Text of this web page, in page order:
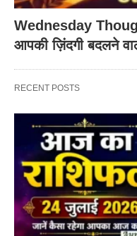
Wednesday
आपकी ज़िंदगी बदलने
RECENT POSTS